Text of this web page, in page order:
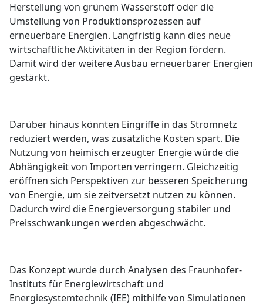
Herstellung von grünem Wasserstoff oder die
Umstellung von Produktionsprozessen auf
erneuerbare Energien. Langfristig kann dies neue
wirtschaftliche Aktivitäten in der Region fördern.
Damit wird der weitere Ausbau erneuerbarer Energien
gestärkt.
Darüber hinaus könnten Eingriffe in das Stromnetz
reduziert werden, was zusätzliche Kosten spart. Die
Nutzung von heimisch erzeugter Energie würde die
Abhängigkeit von Importen verringern. Gleichzeitig
eröffnen sich Perspektiven zur besseren Speicherung
von Energie, um sie zeitversetzt nutzen zu können.
Dadurch wird die Energieversorgung stabiler und
Preisschwankungen werden abgeschwächt.
Das Konzept wurde durch Analysen des Fraunhofer-
Instituts für Energiewirtschaft und
Energiesystemtechnik (IEE) mithilfe von Simulationen